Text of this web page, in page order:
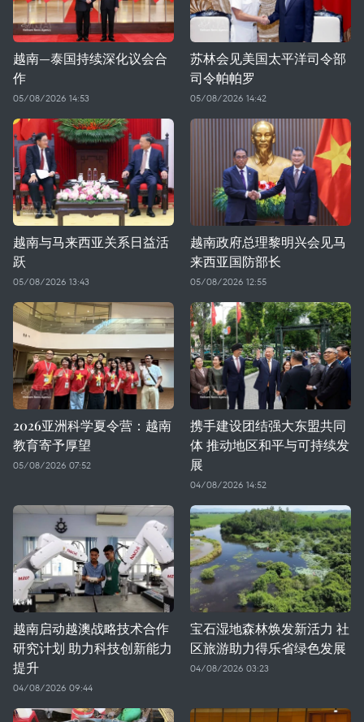
越南—泰国持续深化议会合
作
05/08/2026 14:53
苏林会见美国太平洋司令部
司令帕帕罗
05/08/2026 14:42
越南与马来西亚关系日益活
跃
05/08/2026 13:43
越南政府总理黎明兴会见马
来西亚国防部长
05/08/2026 12:55
2026亚洲科学夏令营：越南
教育寄予厚望
05/08/2026 07:52
携手建设团结强大东盟共同
体 推动地区和平与可持续发
展
04/08/2026 14:52
越南启动越澳战略技术合作
研究计划 助力科技创新能力
提升
04/08/2026 09:44
宝石湿地森林焕发新活力 社
区旅游助力得乐省绿色发展
04/08/2026 03:23